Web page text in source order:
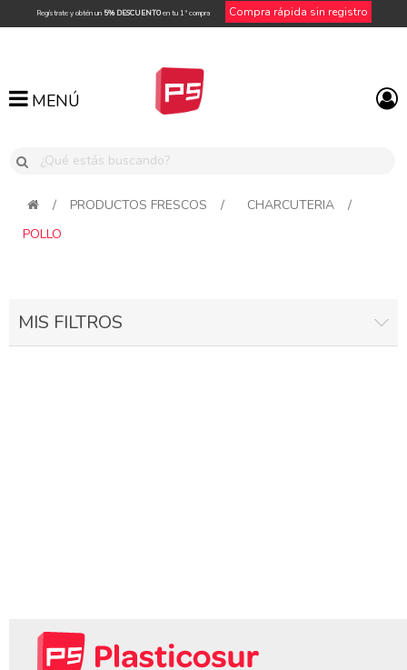
Regístrate y obtén un 5% DESCUENTOen tu 1ª compra Compra rápida sin registro
MENÚ
MENÚ
/ PRODUCTOS FRESCOS / CHARCUTERIA
/
POLLO
MIS FILTROS